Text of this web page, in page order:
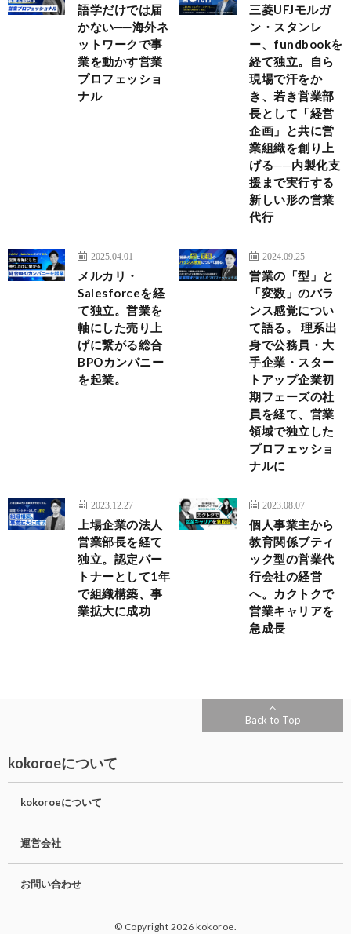
語学だけでは届
かない──海外ネ
ットワークで事
業を動かす営業
プロフェッショ
ナル
三菱UFJモルガ
ン・スタンレ
ー、fundbookを
経て独立。自ら
現場で汗をか
き、若き営業部
長として「経営
企画」と共に営
業組織を創り上
げる──内製化支
援まで実行する
新しい形の営業
代行
2025.04.01
メルカリ・
Salesforceを経
て独立。営業を
軸にした売り上
げに繋がる総合
BPOカンパニー
を起業。
2024.09.25
営業の「型」と
「変数」のバラ
ンス感覚につい
て語る。 理系出
身で公務員・大
手企業・スター
トアップ企業初
期フェーズの社
員を経て、営業
領域で独立した
プロフェッショ
ナルに
2023.12.27
上場企業の法人
営業部長を経て
独立。認定パー
トナーとして1年
で組織構築、事
業拡大に成功
2023.08.07
個人事業主から
教育関係ブティ
ック型の営業代
行会社の経営
へ。カクトクで
営業キャリアを
急成長
Back to Top
kokoroeについて
kokoroeについて
運営会社
お問い合わせ
© Copyright 2026 kokoroe.